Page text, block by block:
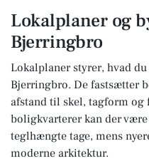
Lokalplaner og
Bjerringbro
Lokalplaner styrer, hvad
Bjerringbro. De fastsætter
afstand til skel, tagform
boligkvarterer kan der
teglhængte tage, mens
moderne arkitektur.